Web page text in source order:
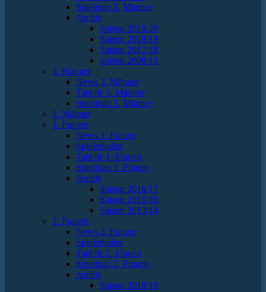
Spielplan 2. Männer
Archiv
Saison 2019/20
Saison 2018/19
Saison 2017/18
Saison 2009/10
3. Männer
News 3. Männer
Tabelle 3. Männer
Spielplan 3. Männer
4. Männer
1. Frauen
News 1. Frauen
Spielerkader
Tabelle 1. Frauen
Spielplan 1. Frauen
Archiv
Saison 2016/17
Saison 2015/16
Saison 2013/14
2. Frauen
News 2. Frauen
Spielerkader
Tabelle 2. Frauen
Spielplan 2. Frauen
Archiv
Saison 2018/19